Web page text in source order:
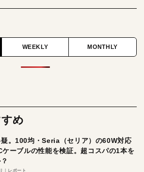
WEEKLY MONTHLY
め
。100均・Seria（セリア）の60W対応
ケーブルの性能を検証。超コスパの1本を
レポート